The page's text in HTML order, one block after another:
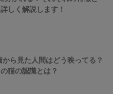
しく解説します！
から見た人間はどう映ってる？
猫の認識とは？